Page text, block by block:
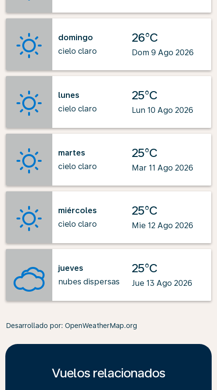
domingo
cielo claro
26°C
Dom 9 Ago 2026
lunes
cielo claro
25°C
Lun 10 Ago 2026
martes
cielo claro
25°C
Mar 11 Ago 2026
miércoles
cielo claro
25°C
Mie 12 Ago 2026
jueves
nubes dispersas
25°C
Jue 13 Ago 2026
Desarrollado por: OpenWeatherMap.org
Vuelos relacionados